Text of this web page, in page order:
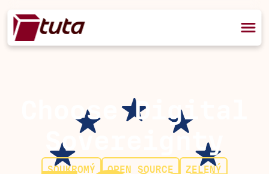
Choose Digital
Sovereignty
SOUKROMÝ OPEN SOURCE ZELENÝ